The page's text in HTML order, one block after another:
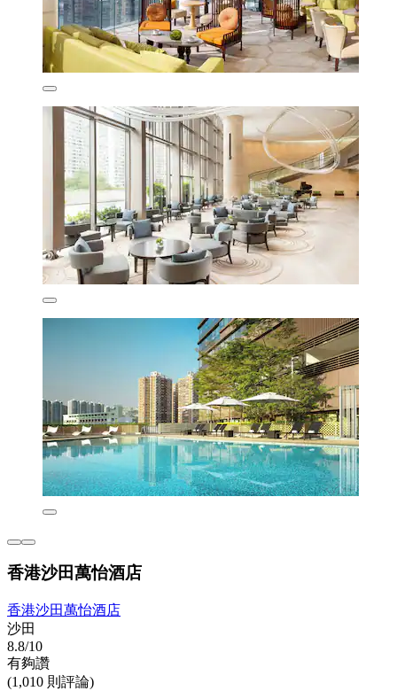
香港沙田萬怡酒店
香港沙田萬怡酒店
沙田
8.8/10
有夠讚
(1,010 則評論)